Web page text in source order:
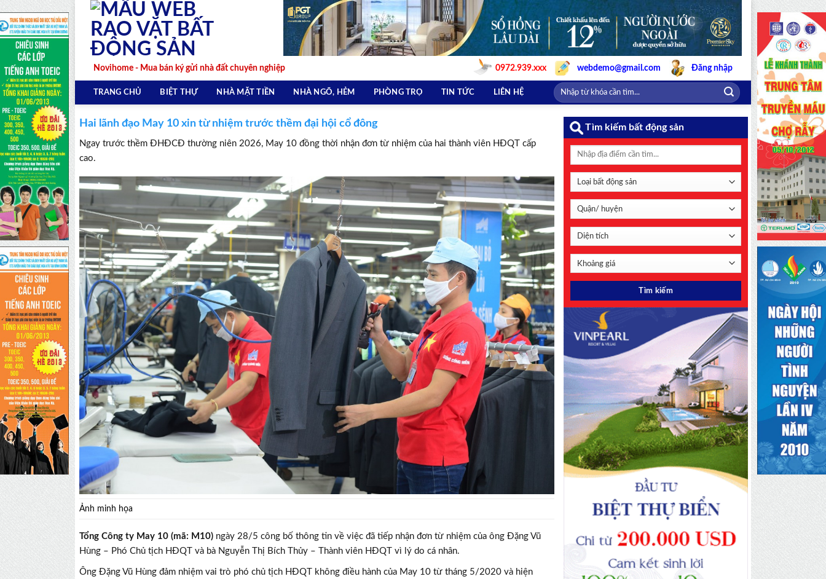
Skip
content
Novihome - Mua bán ký gửi nhà đất chuyên nghiệp 0972.939.xxx webdemo@gmail.com Đăng nhập
TRANG CHỦ BIỆT THỰ NHÀ MẶT TIỀN NHÀ NGÕ, HẺM PHÒNG TRỌ TIN TỨC LIÊN HỆ
Hai lãnh đạo May 10 xin từ nhiệm trước thềm đại hội cổ đông
Ngay trước thềm ĐHĐCĐ thường niên 2026, May 10 đồng thời nhận đơn từ nhiệm của hai thành viên HĐQT cấp
cao.
Ảnh minh họa
Tổng Công ty May 10 (mã: M10) ngày 28/5 công bố thông tin về việc đã tiếp nhận đơn từ nhiệm của ông Đặng Vũ
Hùng – Phó Chủ tịch HĐQT và bà Nguyễn Thị Bích Thủy – Thành viên HĐQT vì lý do cá nhân.
Ông Đặng Vũ Hùng đảm nhiệm vai trò phó chủ tịch HĐQT không điều hành của May 10 từ tháng 5/2020 và hiện
Tìm kiếm bất động sản